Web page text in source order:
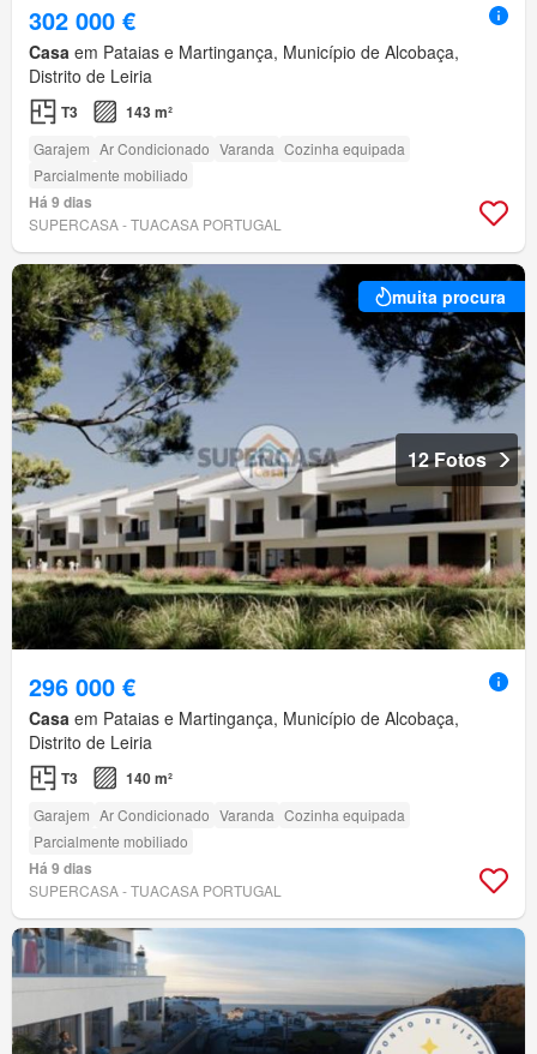
302 000 €
Casa em Pataias e Martingança, Município de Alcobaça,
Distrito de Leiria
T3 143 m²
Garajem Ar Condicionado Varanda Cozinha equipada
Parcialmente mobiliado
Há 9 dias
SUPERCASA - TUACASA PORTUGAL
muita procura
12 Fotos
296 000 €
Casa em Pataias e Martingança, Município de Alcobaça,
Distrito de Leiria
T3 140 m²
Garajem Ar Condicionado Varanda Cozinha equipada
Parcialmente mobiliado
Há 9 dias
SUPERCASA - TUACASA PORTUGAL